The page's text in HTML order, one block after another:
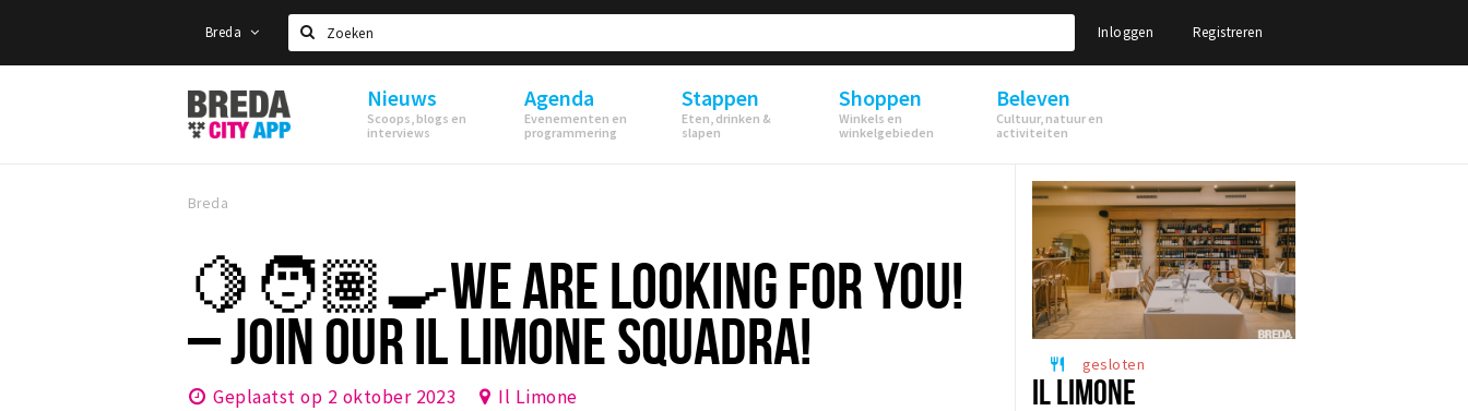
Breda
Zoeken
Inloggen Registreren
Stappen
&
Shoppen
Nieuws
Scoops, blogs en
interviews
Agenda
Evenementen en
programmering
Stappen
Eten, drinken &
slapen
Shoppen
Winkels en
winkelgebieden
Beleven
Cultuur, natuur en
activiteiten
Breda
🍋🧑🏽‍🍳WE ARE LOOKING FOR YOU!
– JOIN OUR IL LIMONE SQUADRA!
Geplaatst op 2 oktober 2023 Il Limone
restaurant gesloten
IL LIMONE